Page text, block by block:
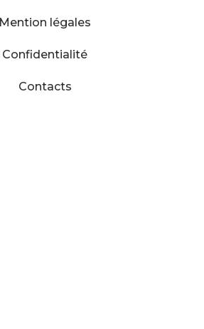
Mention légales
Confidentialité
Contacts